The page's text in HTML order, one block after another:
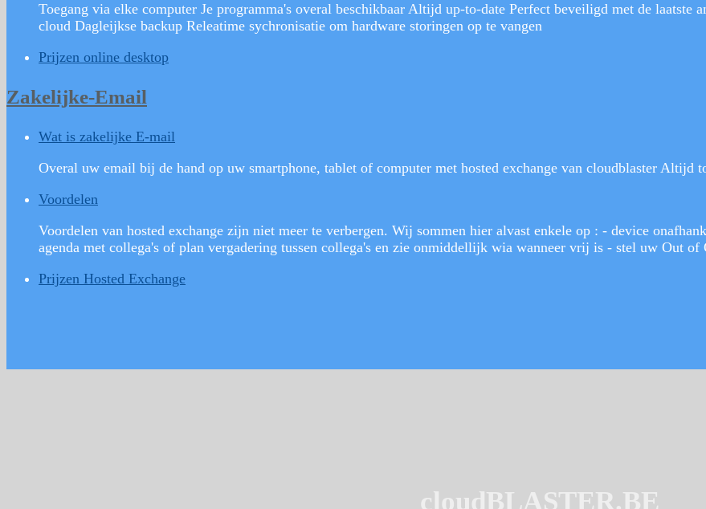
Toegang via elke computer Je programma's overal beschikbaar Altijd up-to-date Perfect beveiligd met de laatste
cloud Dagleijkse backup Releatime sychronisatie om hardware storingen op te vangen
Prijzen online desktop
Zakelijke-Email
Wat is zakelijke E-mail
Overal uw email bij de hand op uw smartphone, tablet of computer met hosted exchange van cloudblaster Altijd
Voordelen
Voordelen van hosted exchange zijn niet meer te verbergen. Wij sommen hier alvast enkele op : - device
agenda met collega's of plan vergadering tussen collega's en zie onmiddellijk wia wanneer vrij is - stel uw Out
Prijzen Hosted Exchange
cloudBLASTER.BE